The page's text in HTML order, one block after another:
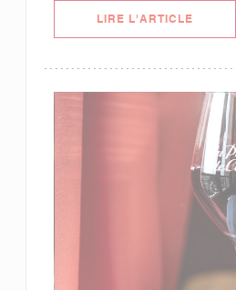
LIRE L'ARTICLE